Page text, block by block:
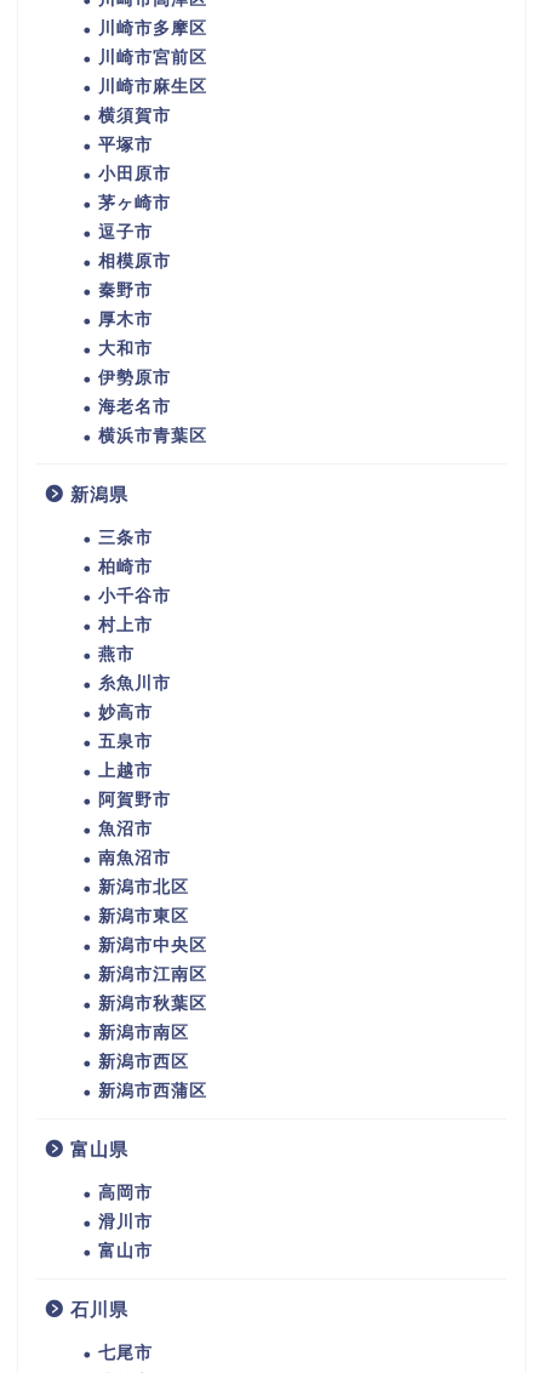
川崎市多摩区
川崎市宮前区
川崎市麻生区
横須賀市
平塚市
小田原市
茅ヶ崎市
逗子市
相模原市
秦野市
厚木市
大和市
伊勢原市
海老名市
横浜市青葉区
新潟県
三条市
柏崎市
小千谷市
村上市
燕市
糸魚川市
妙高市
五泉市
上越市
阿賀野市
魚沼市
南魚沼市
新潟市北区
新潟市東区
新潟市中央区
新潟市江南区
新潟市秋葉区
新潟市南区
新潟市西区
新潟市西蒲区
富山県
高岡市
滑川市
富山市
石川県
七尾市